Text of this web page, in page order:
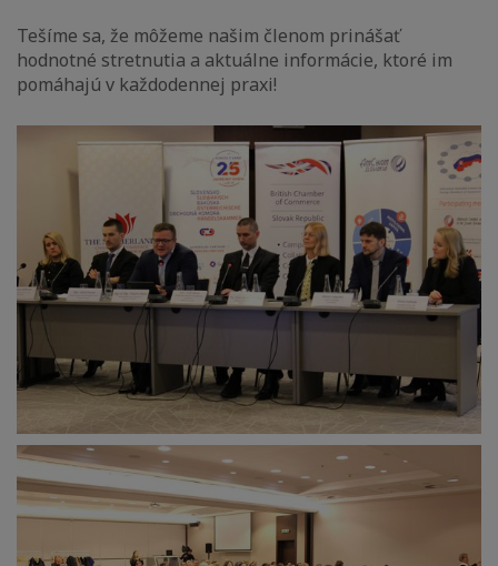
Tešíme sa, že môžeme našim členom prinášať
hodnotné stretnutia a aktuálne informácie, ktoré im
pomáhajú v každodennej praxi!